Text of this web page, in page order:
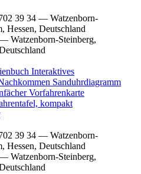
39 34 — Watzenborn-
Hessen, Deutschland
Watzenborn-Steinberg,
Interaktives
Sanduhrdiagramm
Vorfahrenkarte
kompakt
39 34 — Watzenborn-
Hessen, Deutschland
Watzenborn-Steinberg,